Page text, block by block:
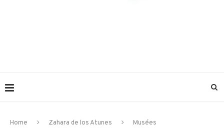
Home Zahara de los Atunes Musées